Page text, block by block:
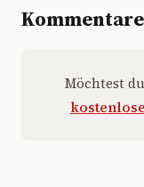
Kommentare
Möchtest